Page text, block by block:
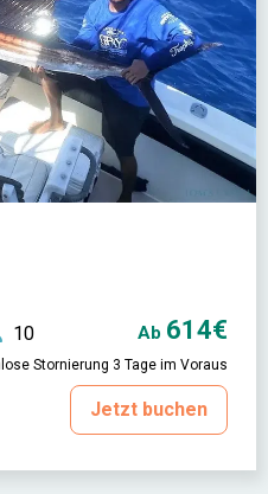
10 Ab 614€
Stornierung 3 Tage im Voraus
Jetzt buchen